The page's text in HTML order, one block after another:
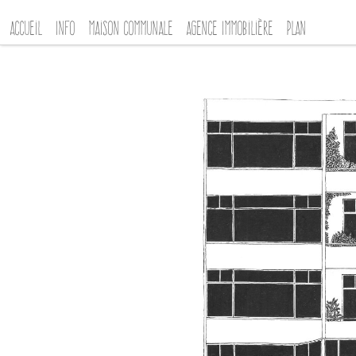
Accueil Info Maison Communale Agence Immobilière Plan